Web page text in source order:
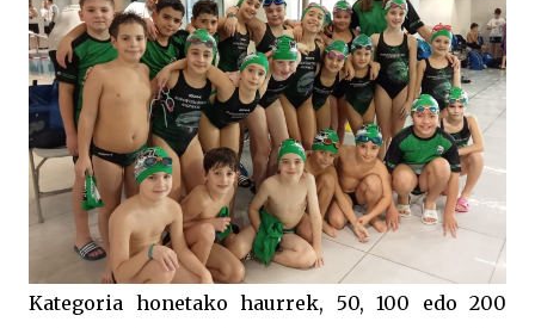
Kategoria honetako haurrek, 50, 100 edo 200